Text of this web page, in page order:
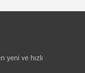
yeni ve hızlı